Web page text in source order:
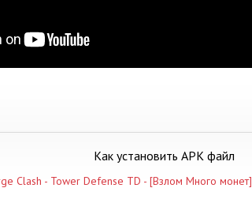
Как установить APK файл
Clash - Tower Defense TD - [Взлом Много монет]